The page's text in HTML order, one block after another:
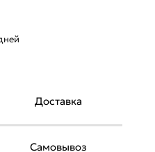
Доставка
Самовывоз